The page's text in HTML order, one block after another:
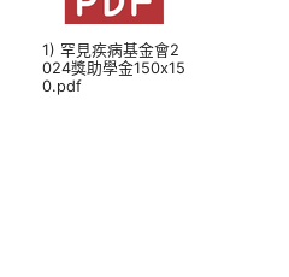
1) 罕見疾病基金會2
024獎助學金150x15
0.pdf